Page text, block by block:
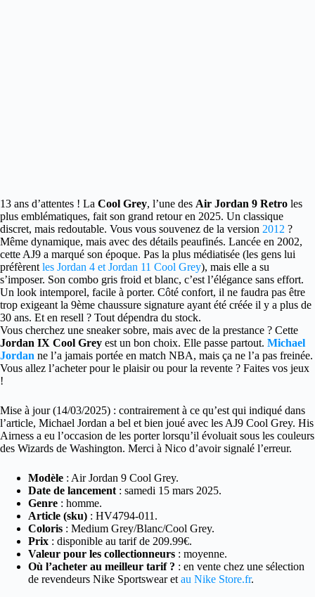
13 ans d’attentes ! La Cool Grey, l’une des Air Jordan 9 Retro les
plus emblématiques, fait son grand retour en 2025. Un classique
discret, mais redoutable. Vous vous souvenez de la version 2012 ?
Même dynamique, mais avec des détails peaufinés. Lancée en 2002,
cette AJ9 a marqué son époque. Pas la plus médiatisée (les gens lui
préfèrent les Jordan 4 et Jordan 11 Cool Grey), mais elle a su
s’imposer. Son combo gris froid et blanc, c’est l’élégance sans effort.
Un look intemporel, facile à porter. Côté confort, il ne faudra pas être
trop exigeant la 9ème chaussure signature ayant été créée il y a plus de
30 ans. Et en resell ? Tout dépendra du stock.
Vous cherchez une sneaker sobre, mais avec de la prestance ? Cette
Jordan IX Cool Grey est un bon choix. Elle passe partout. Michael
Jordan ne l’a jamais portée en match NBA, mais ça ne l’a pas freinée.
Vous allez l’acheter pour le plaisir ou pour la revente ? Faites vos jeux
!
Mise à jour (14/03/2025) : contrairement à ce qu’est qui indiqué dans
l’article, Michael Jordan a bel et bien joué avec les AJ9 Cool Grey. His
Airness a eu l’occasion de les porter lorsqu’il évoluait sous les couleurs
des Wizards de Washington. Merci à Nico d’avoir signalé l’erreur.
Modèle : Air Jordan 9 Cool Grey.
Date de lancement : samedi 15 mars 2025.
Genre : homme.
Article (sku) : HV4794-011.
Coloris : Medium Grey/Blanc/Cool Grey.
Prix : disponible au tarif de 209.99€.
Valeur pour les collectionneurs : moyenne.
Où l’acheter au meilleur tarif ? : en vente chez une sélection
de revendeurs Nike Sportswear et au Nike Store.fr.